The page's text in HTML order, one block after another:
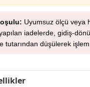
Uyumsuz ölçü veya
iadelerde, gidiş-
tutarından düşülerek işlem